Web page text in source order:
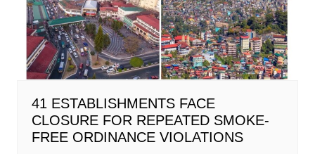
41 ESTABLISHMENTS FACE
CLOSURE FOR REPEATED SMOKE-
FREE ORDINANCE VIOLATIONS